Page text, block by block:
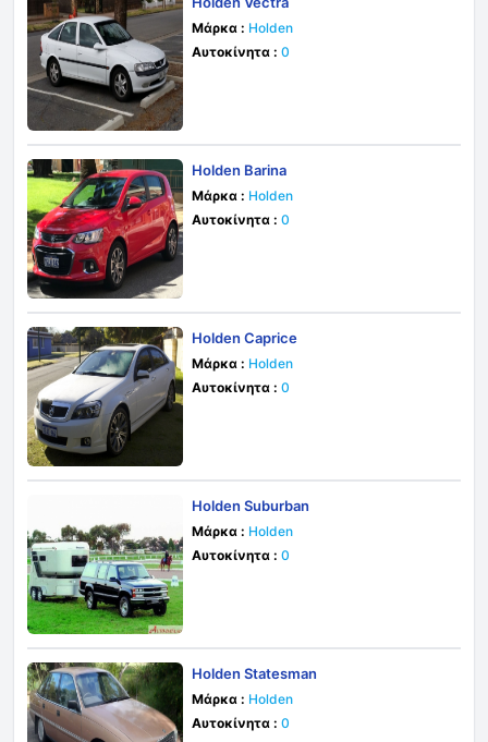
Μάρκα : Holden
Αυτοκίνητα : 0
Holden Barina
Μάρκα : Holden
Αυτοκίνητα : 0
Holden Caprice
Μάρκα : Holden
Αυτοκίνητα : 0
Holden Suburban
Μάρκα : Holden
Αυτοκίνητα : 0
Holden Statesman
Μάρκα : Holden
Αυτοκίνητα : 0